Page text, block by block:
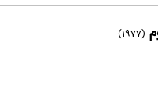
(1977)